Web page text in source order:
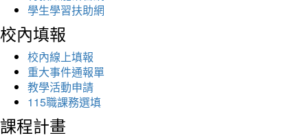
學生學習扶助網
校內填報
校內線上填報
重大事件通報單
教學活動申請
115職課務選填
課程計畫